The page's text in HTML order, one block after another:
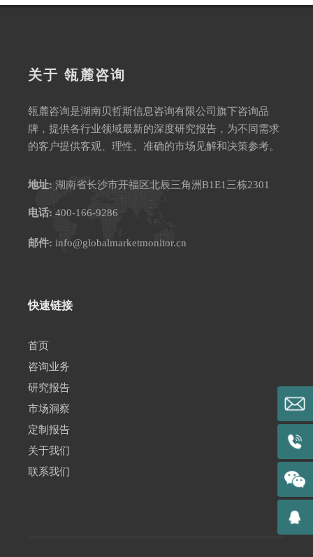
关于 瓴麓咨询
瓴麓咨询是湖南贝哲斯信息咨询有限公司旗下咨询品
牌，提供各行业领域最新的深度研究报告，为不同需求
的客户提供客观、理性、准确的市场见解和决策参考。
地址: 湖南省长沙市开福区北辰三角洲B1E1三栋2301
电话: 400-166-9286
邮件: info@globalmarketmonitor.cn
快速链接
首页
咨询业务
研究报告
市场洞察
定制报告
关于我们
联系我们